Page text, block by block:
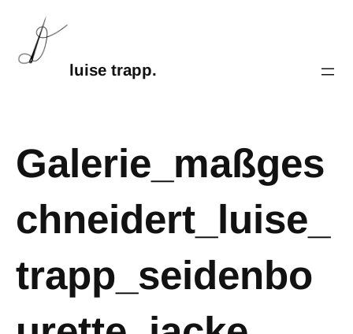
luise trapp.
Galerie_maßges
chneidert_luise_
trapp_seidenbo